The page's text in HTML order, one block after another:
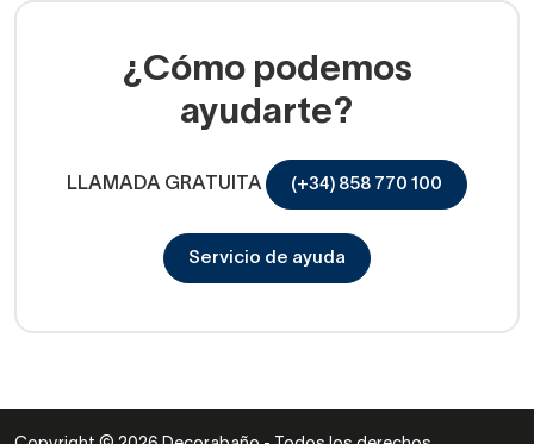
¿Cómo podemos
ayudarte?
LLAMADA GRATUITA (+34) 858 770 100
Servicio de ayuda